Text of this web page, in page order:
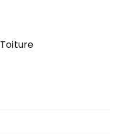
Toiture